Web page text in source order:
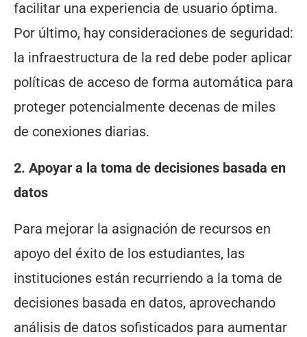
facilitar una experiencia de usuario óptima.
Por último, hay consideraciones de seguridad:
la infraestructura de la red debe poder aplicar
políticas de acceso de forma automática para
proteger potencialmente decenas de miles
de conexiones diarias.
2. Apoyar a la toma de decisiones basada en
datos
Para mejorar la asignación de recursos en
apoyo del éxito de los estudiantes, las
instituciones están recurriendo a la toma de
decisiones basada en datos, aprovechando
análisis de datos sofisticados para aumentar